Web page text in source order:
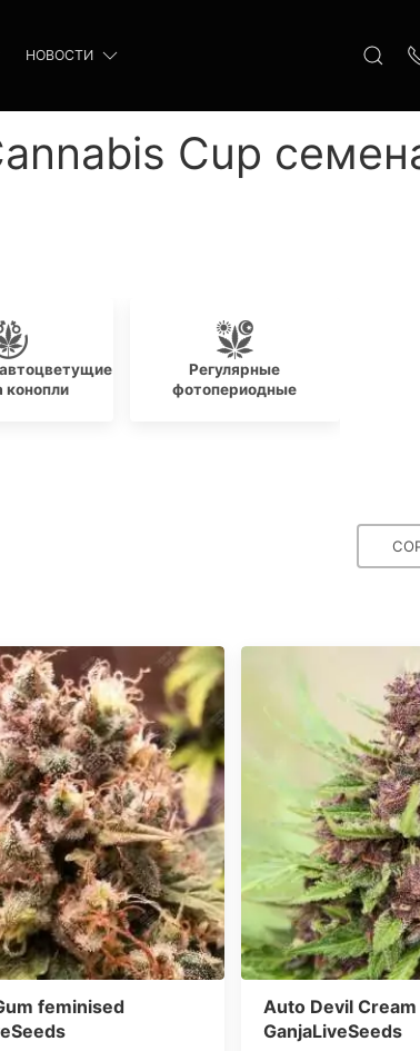
НОВОСТИ
Cup
конопли
Регулярные
фотопериодные
feminised
Auto Devil
GanjaLiveSeeds